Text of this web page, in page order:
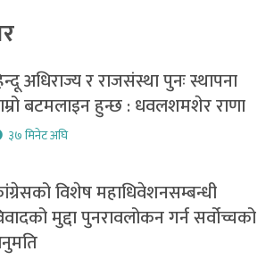
अधिराज्य र राजसंस्था पुनः स्थापना
बटमलाइन हुन्छ : धवलशमशेर राणा
३७ मिनेट अघि
विशेष महाधिवेशनसम्बन्धी
मुद्दा पुनरावलोकन गर्न सर्वोच्चको